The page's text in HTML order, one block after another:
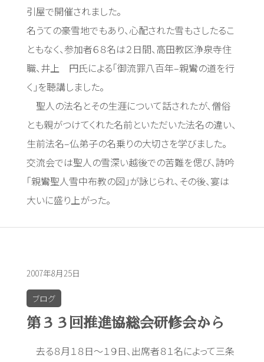
引屋で開催されました。
名うての豪雪地でもあり、心配された雪もさしたるこ
ともなく、参加者６８名は２日間、高田教区浄泉寺住
職、井上 円氏による「御流罪八百年–親鸞の道を行
く」を聴講しました。
聖人の法名とその生涯について話されたが、僧俗
とも親がつけてくれた名前といただいた法名の違い、
生前法名–仏弟子の名乗りの大切さを学びました。
交流会では聖人の雪深い越後での苦難を偲び、詩吟
「親鸞聖人雪中布教の図」が詠じられ、その後、宴は
大いに盛り上がった。
2007年8月25日
ブログ
第３３回推進協総会研修会から
去る８月１８日～１９日、出席者８１名によって三条